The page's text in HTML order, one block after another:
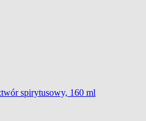
spirytusowy, 160 ml